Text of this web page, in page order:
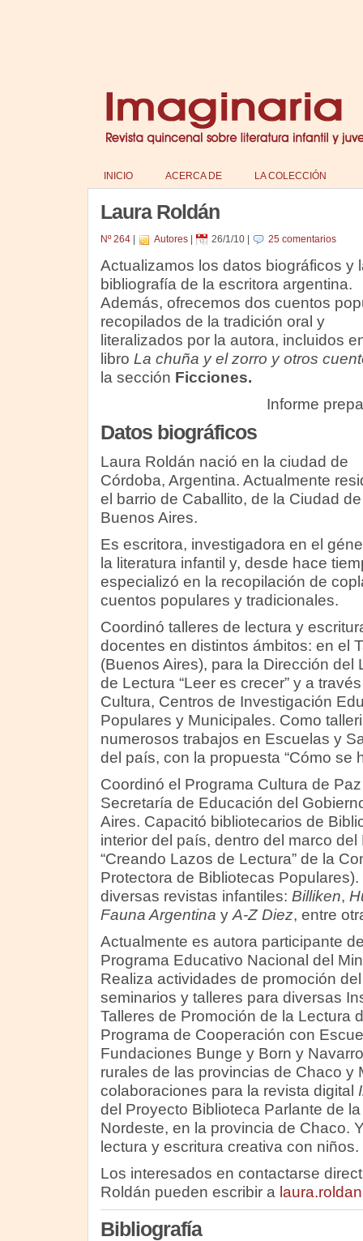
INICIO ACERCA DE LA COLECCIÓN
Laura Roldán
Nº 264| Autores| 26/1/10| 25 comentarios
Actualizamos los datos biográficos y
bibliografía de la escritora argentina.
Además, ofrecemos dos cuentos
recopilados de la tradición oral y
literalizados por la autora, incluidos
libro La chuña y el zorro y otros
la sección Ficciones.
Informe
Datos biográficos
Laura Roldán nació en la ciudad de
Córdoba, Argentina. Actualmente
el barrio de Caballito, de la Ciudad de
Buenos Aires.
Es escritora, investigadora en el
la literatura infantil y, desde hace
especializó en la recopilación de
cuentos populares y tradicionales.
Coordinó talleres de lectura y
docentes en distintos ámbitos: en el
(Buenos Aires), para la Dirección del
de Lectura “Leer es crecer” y a
Cultura, Centros de Investigación
Populares y Municipales. Como
numerosos trabajos en Escuelas y
del país, con la propuesta “Cómo se
Coordinó el Programa Cultura de
Secretaría de Educación del
Aires. Capacitó bibliotecarios de
interior del país, dentro del marco
“Creando Lazos de Lectura” de la
Protectora de Bibliotecas
diversas revistas infantiles: Billiken,
Fauna Argentina y A-Z Diez, entre
Actualmente es autora participante
Programa Educativo Nacional del
Realiza actividades de promoción
seminarios y talleres para diversas
Talleres de Promoción de la Lectura
Programa de Cooperación con
Fundaciones Bunge y Born y
rurales de las provincias de Chaco y
colaboraciones para la revista digital
del Proyecto Biblioteca Parlante de
Nordeste, en la provincia de Chaco.
lectura y escritura creativa con niños.
Los interesados en contactarse
Roldán pueden escribir a
Bibliografía